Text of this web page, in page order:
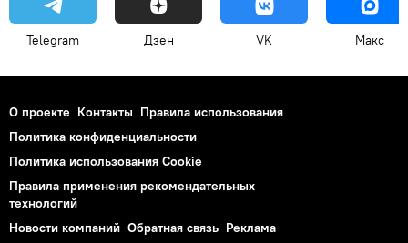
Telegram Дзен VK Макс
О проекте Контакты Правила использования
Политика конфиденциальности
Политика использования Cookie
Правила применения рекомендательных
технологий
Новости компаний Обратная связь Реклама